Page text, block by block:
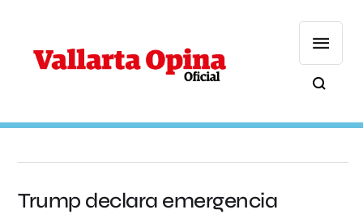
Trump declara emergencia